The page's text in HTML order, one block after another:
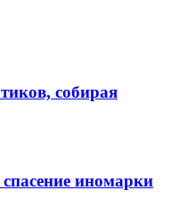
собирая
иномарки